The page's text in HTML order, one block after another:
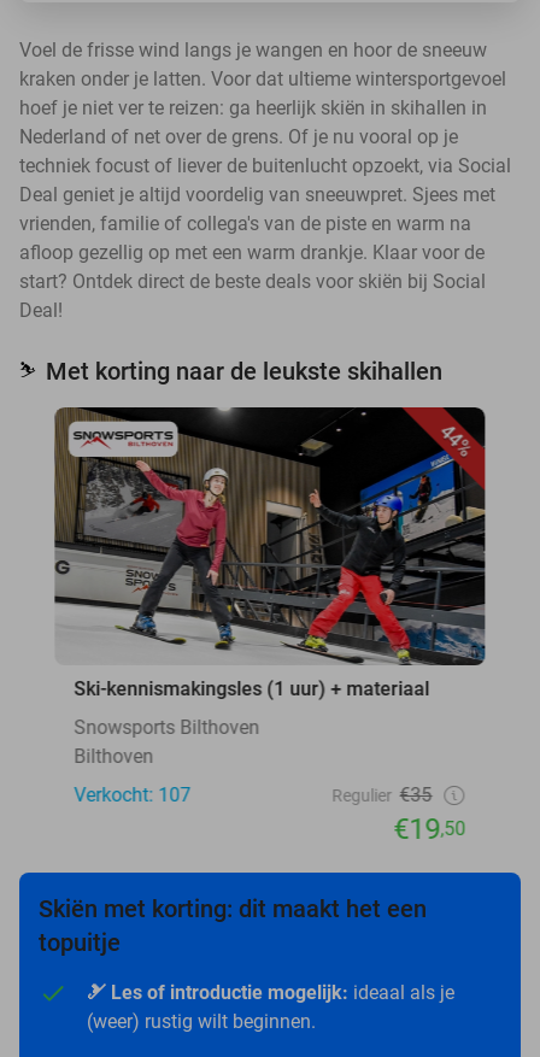
Voel de frisse wind langs je wangen en hoor de sneeuw
kraken onder je latten. Voor dat ultieme wintersportgevoel
hoef je niet ver te reizen: ga heerlijk skiën in skihallen in
Nederland of net over de grens. Of je nu vooral op je
techniek focust of liever de buitenlucht opzoekt, via Social
Deal geniet je altijd voordelig van sneeuwpret. Sjees met
vrienden, familie of collega's van de piste en warm na
afloop gezellig op met een warm drankje. Klaar voor de
start? Ontdek direct de beste deals voor skiën bij Social
Deal!
⛷️ Met korting naar de leukste skihallen
44%
Ski-kennismakingsles (1 uur) + materiaal
Snowsports Bilthoven
Bilthoven
Verkocht: 107
Regulier €35
€19,50
Skiën met korting: dit maakt het een
topuitje
🎿 Les of introductie mogelijk: ideaal als je
(weer) rustig wilt beginnen.